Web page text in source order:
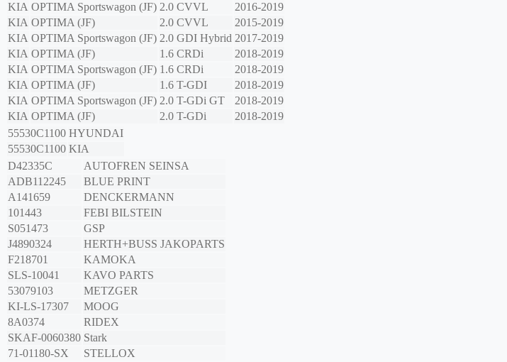
KIA OPTIMA Sportswagon (JF) 2.0 CVVL
2016-2019
KIA OPTIMA (JF) 2.0 CVVL
2015-2019
KIA OPTIMA Sportswagon (JF) 2.0 GDI Hybrid 2017-2019
KIA OPTIMA (JF) 1.6 CRDi
2018-2019
KIA OPTIMA Sportswagon (JF) 1.6 CRDi
2018-2019
KIA OPTIMA (JF) 1.6 T-GDI
2018-2019
KIA OPTIMA Sportswagon (JF) 2.0 T-GDi GT
2018-2019
KIA OPTIMA (JF) 2.0 T-GDi
2018-2019
55530C1100 HYUNDAI
55530C1100 KIA
D42335C
AUTOFREN SEINSA
ADB112245
BLUE PRINT
A141659
DENCKERMANN
101443
FEBI BILSTEIN
S051473
GSP
J4890324
HERTH+BUSS JAKOPARTS
F218701
KAMOKA
SLS-10041
KAVO PARTS
53079103
METZGER
KI-LS-17307
MOOG
8A0374
RIDEX
SKAF-0060380 Stark
71-01180-SX
STELLOX